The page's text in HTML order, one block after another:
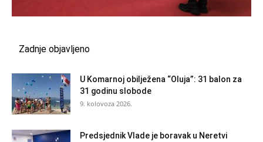
Zadnje objavljeno
U Komarnoj obilježena “Oluja”: 31 balon za
31 godinu slobode
9. kolovoza 2026.
Predsjednik Vlade je boravak u Neretvi